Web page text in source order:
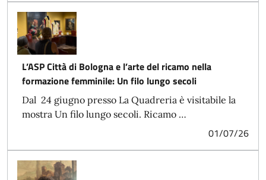
L’ASP Città di Bologna e l’arte del ricamo nella
formazione femminile: Un filo lungo secoli
Dal 24 giugno presso La Quadreria è visitabile la
mostra Un filo lungo secoli. Ricamo …
01/07/26